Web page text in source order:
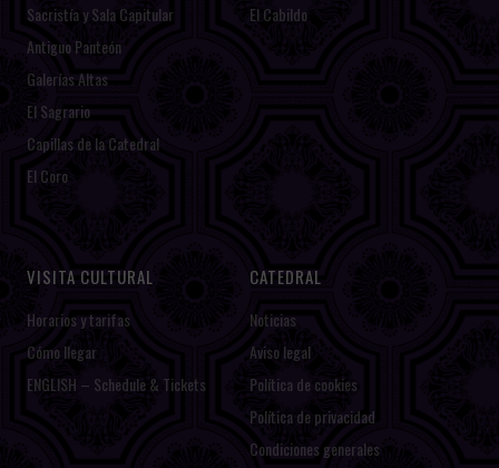
Sacristía y Sala Capitular
Antiguo Panteón
Galerías Altas
El Sagrario
Capillas de la Catedral
El Coro
El Cabildo
VISITA CULTURAL
Horarios y tarifas
Cómo llegar
ENGLISH – Schedule & Tickets
CATEDRAL
Noticias
Aviso legal
Política de cookies
Política de privacidad
Condiciones generales